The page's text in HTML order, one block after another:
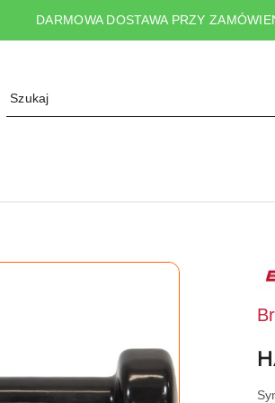
DARMOWA DOSTAWA PRZY